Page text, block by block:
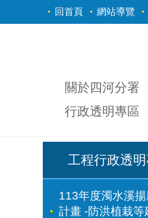
跳到主要內容區塊
回首頁 網站導覽
關於四河分署
行政透明專區
工程行政透
113年度濁水溪
計畫 -防洪植栽等